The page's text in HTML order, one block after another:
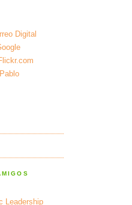
Digital
Leadership